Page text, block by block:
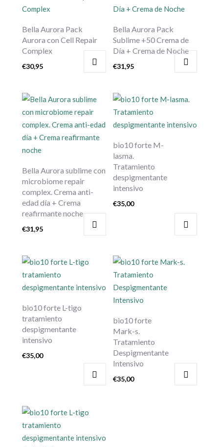
Bella Aurora Pack
Aurora con Cell Repair
Complex
€30,95
Bella Aurora Pack
Sublime +50 Crema de
Día + Crema de Noche
€31,95
Bella Aurora sublime con
microbiome repair
complex. Crema anti-
edad día + Crema
reafirmante noche
€31,95
bio10 forte M-
lasma.
Tratamiento
despigmentante
intensivo
€35,00
bio10 forte L-tigo
tratamiento
despigmentante
intensivo
€35,00
bio10 forte
Mark-s.
Tratamiento
Despigmentante
Intensivo
€35,00